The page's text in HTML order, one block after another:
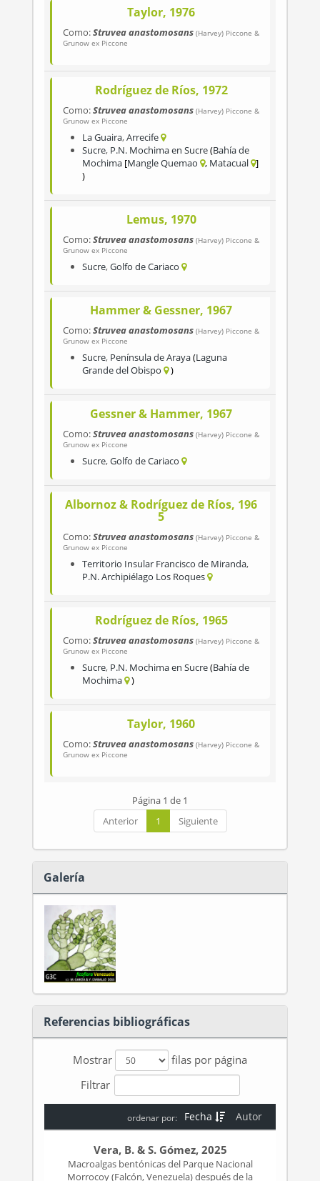
Taylor, 1976
Como:Struvea anastomosans (Harvey) Piccone &
Grunow ex Piccone
Rodríguez de Ríos, 1972
Como:Struvea anastomosans (Harvey) Piccone &
Grunow ex Piccone
La Guaira,Arrecife
Sucre, P.N. Mochima en Sucre Bahía de
Mochima Mangle Quemao Matacual
Lemus, 1970
Como:Struvea anastomosans (Harvey) Piccone &
Grunow ex Piccone
Sucre,Golfo de Cariaco
Hammer & Gessner, 1967
Como:Struvea anastomosans (Harvey) Piccone &
Grunow ex Piccone
Sucre, Península de Araya Laguna
Grande del Obispo
Gessner & Hammer, 1967
Como:Struvea anastomosans (Harvey) Piccone &
Grunow ex Piccone
Sucre,Golfo de Cariaco
Albornoz & Rodríguez de Ríos, 196
5
Como:Struvea anastomosans (Harvey) Piccone &
Grunow ex Piccone
Territorio Insular Francisco de Miranda,
P.N. Archipiélago Los Roques
Rodríguez de Ríos, 1965
Como:Struvea anastomosans (Harvey) Piccone &
Grunow ex Piccone
Sucre, P.N. Mochima en Sucre Bahía de
Mochima
Taylor, 1960
Como:Struvea anastomosans (Harvey) Piccone &
Grunow ex Piccone
Página 1 de 1
Anterior
1 Siguiente
Galería
Referencias bibliográficas
Mostrar
filas por página
Filtrar
Autor
Fecha
ordenar por:
Vera, B. & S. Gómez, 2025
Macroalgas bentónicas del Parque Nacional
Morrocoy (Falcón, Venezuela) después de la